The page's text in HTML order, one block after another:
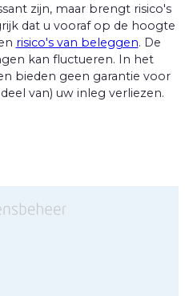
zijn, maar brengt risico's
dat u vooraf op de hoogte
risico's van beleggen. De
kan fluctueren. In het
bieden geen garantie voor
van) uw inleg verliezen.